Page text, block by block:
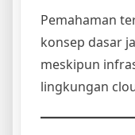
Pemahaman
konsep dasar
meskipun
lingkungan